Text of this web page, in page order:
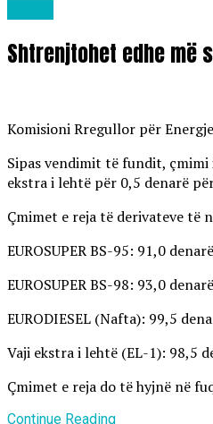
Shtrenjtohet edhe më
Komisioni Rregullor për
Sipas vendimit të fundit,
ekstra i lehtë për 0,5 denarë
Çmimet e reja të derivateve të
EUROSUPER BS-95: 91,0
EUROSUPER BS-98: 93,0
EURODIESEL (Nafta): 99,5
Vaji ekstra i lehtë (EL-1): 98,5
Çmimet e reja do të hyjnë në
Continue Reading